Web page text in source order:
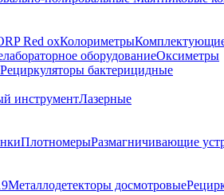
Red oxКолориметры
оборудованиеОксиметры
Рециркуляторы бактерицидные
инструментЛазерные
ПлотномерыРазмагничивающие
Металлодетекторы досмотровые